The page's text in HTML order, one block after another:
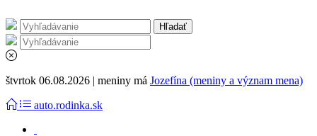
štvrtok 06.08.2026 | meniny má Jozefína (meniny a význam mena)
auto.rodinka.sk